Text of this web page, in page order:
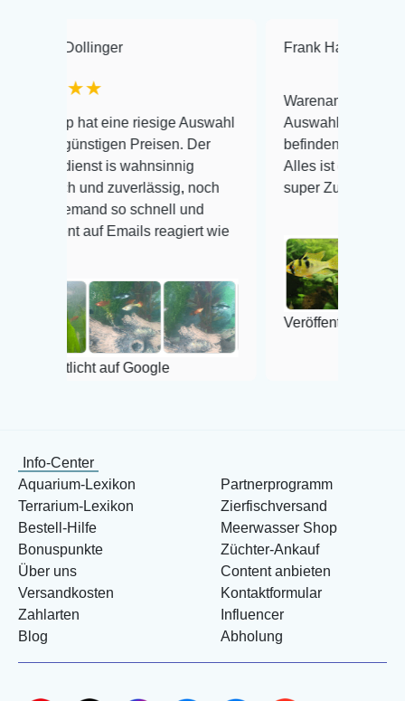
eine riesige Auswahl
Preisen. Der
is wahnsinnig
zuverlässig, noch
so schnell und
auf Emails reagiert wie
auf Google
Frank Hackmayer
Warenanlieferung Top und die
Auswahl plus
befinden der Fische
Alles ist quick lebendig und im
super Zustand. Gerne wieder
Veröffentlicht auf Google
Info-Center
Aquarium-Lexikon
Terrarium-Lexikon
Bestell-Hilfe
Bonuspunkte
Über uns
Versandkosten
Zahlarten
Blog
Partnerprogramm
Zierfischversand
Meerwasser Shop
Züchter-Ankauf
Content anbieten
Kontaktformular
Influencer
Abholung